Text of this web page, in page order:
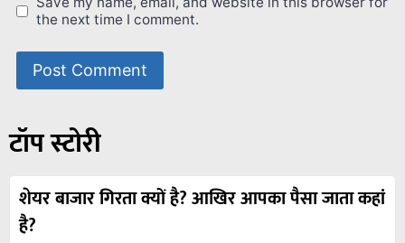
the next time I comment.
टॉप स्टोरी
शेयर बाजार गिरता क्यों है? आखिर आपका पैसा जाता कहां
है?